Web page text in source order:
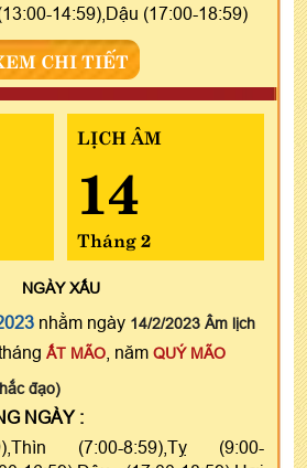
14:59),Dậu (17:00-18:59)
CHI TIẾT
LỊCH ÂM
14
Tháng 2
NGÀYXẤU
nhằm ngày 14/2/2023 Âm lịch
tháng ẤT MÃO , năm QUÝ MÃO
đạo)
NGÀY :
(7:00-8:59),Tỵ (9:00-